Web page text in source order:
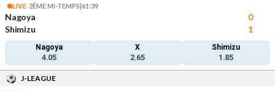
LIVE 2ÈME MI-TEMPS|61:39
Nagoya
0
Shimizu
1
Nagoya
4.05
X
2.65
Shimizu
1.85
J-LEAGUE